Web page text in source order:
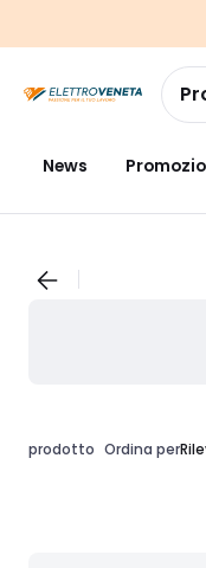
navigazionealla
pagina
News
prodotto Ordina per